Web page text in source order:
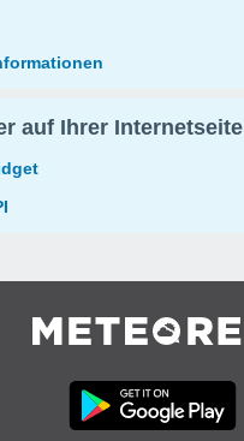
auf Ihrer Internetseite